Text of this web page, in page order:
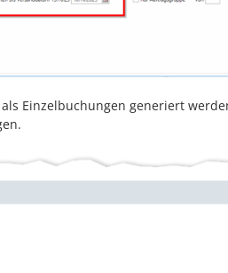
Einzelbuchungen generiert